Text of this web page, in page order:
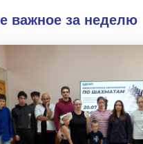
важное за неделю